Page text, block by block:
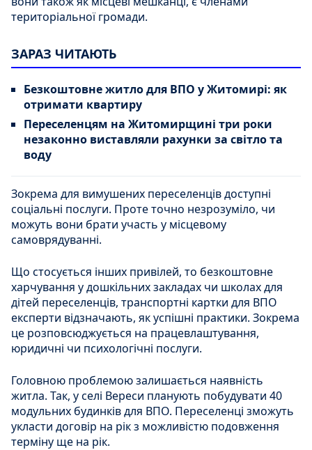
територіальної громади.
ЗАРАЗ ЧИТАЮТЬ
Безкоштовне житло для ВПО у Житомирі: як
отримати квартиру
Переселенцям на Житомирщині три роки
незаконно виставляли рахунки за світло та
воду
Зокрема для вимушених переселенців доступні
соціальні послуги. Проте точно незрозуміло, чи
можуть вони брати участь у місцевому
самоврядуванні.
Що стосується інших привілей, то безкоштовне
харчування у дошкільних закладах чи школах для
дітей переселенців, транспортні картки для ВПО
експерти відзначають, як успішні практики. Зокрема
це розповсюджується на працевлаштування,
юридичні чи психологічні послуги.
Головною проблемою залишається наявність
житла. Так, у селі Вереси планують побудувати 40
модульних будинків для ВПО. Переселенці зможуть
укласти договір на рік з можливістю подовження
терміну ще на рік.